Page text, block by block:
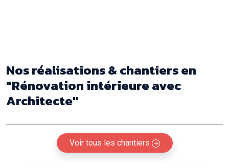
Nos réalisations & chantiersen
"Rénovation intérieure avec
Architecte"
Voir tous les chantiers